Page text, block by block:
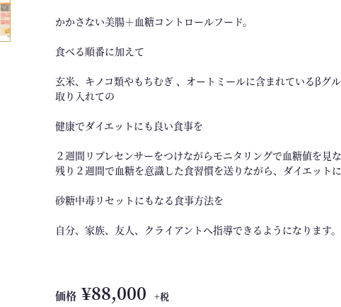
かかさない美腸＋血糖コントロールフード。
食べる順番に加えて
玄米、キノコ類やもちむぎ 、オートミールに含まれているβグ
取り入れての
健康でダイエットにも良い食事を
２週間リブレセンサーをつけながらモニタリングで血糖値を見
残り２週間で血糖を意識した食習慣を送りながら、ダイエット
砂糖中毒リセットにもなる食事方法を
自分、家族、友人、クライアントへ指導できるようになります。
価格 ¥88,000 +税